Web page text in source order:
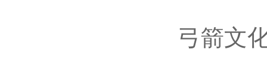
弓箭文化